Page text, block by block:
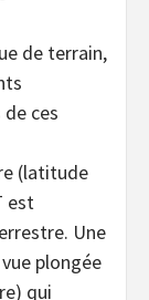
de terrain,
ces
(latitude
est
Une
plongée
qui